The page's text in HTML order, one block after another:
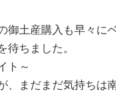
御土産購入も早々に
待ちました。
ト～
、まだまだ気持ちは